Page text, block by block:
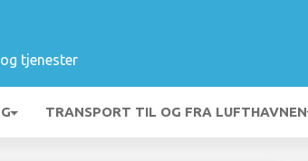
tjenester
TRANSPORT TIL OG FRA LUFTHAVNEN